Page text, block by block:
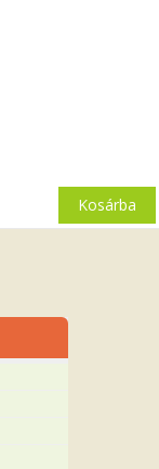
Kosárba